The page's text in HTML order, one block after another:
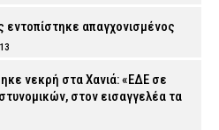
απαγχονισμένος
νεκρή στα Χανιά: «ΕΔΕ σε
στον εισαγγελέα τα